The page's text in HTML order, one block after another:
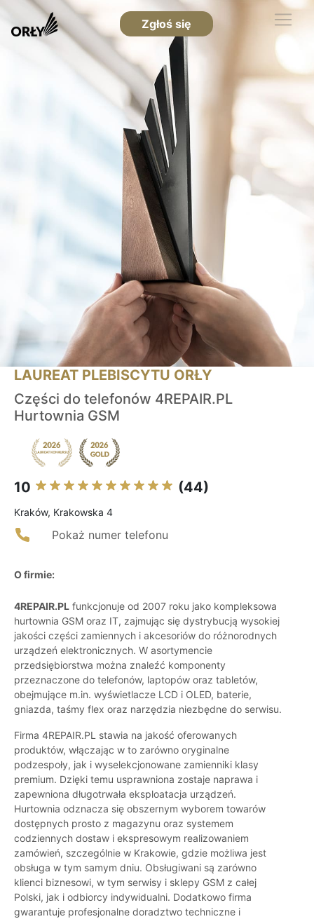
Zgłoś się
LAUREAT PLEBISCYTU ORŁY
Części do telefonów 4REPAIR.PL
Hurtownia GSM
10 (44)
Kraków, Krakowska 4
Pokaż numer telefonu
O firmie:
4REPAIR.PL funkcjonuje od 2007 roku jako kompleksowa
hurtownia GSM oraz IT, zajmując się dystrybucją wysokiej
jakości części zamiennych i akcesoriów do różnorodnych
urządzeń elektronicznych. W asortymencie
przedsiębiorstwa można znaleźć komponenty
przeznaczone do telefonów, laptopów oraz tabletów,
obejmujące m.in. wyświetlacze LCD i OLED, baterie,
gniazda, taśmy flex oraz narzędzia niezbędne do serwisu.
Firma 4REPAIR.PL stawia na jakość oferowanych
produktów, włączając w to zarówno oryginalne
podzespoły, jak i wyselekcjonowane zamienniki klasy
premium. Dzięki temu usprawniona zostaje naprawa i
zapewniona długotrwała eksploatacja urządzeń.
Hurtownia odznacza się obszernym wyborem towarów
dostępnych prosto z magazynu oraz systemem
codziennych dostaw i ekspresowym realizowaniem
zamówień, szczególnie w Krakowie, gdzie możliwa jest
obsługa w tym samym dniu. Obsługiwani są zarówno
klienci biznesowi, w tym serwisy i sklepy GSM z całej
Polski, jak i odbiorcy indywidualni. Dodatkowo firma
gwarantuje profesjonalne doradztwo techniczne i